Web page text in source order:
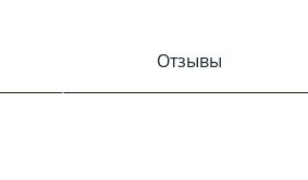
Отзывы